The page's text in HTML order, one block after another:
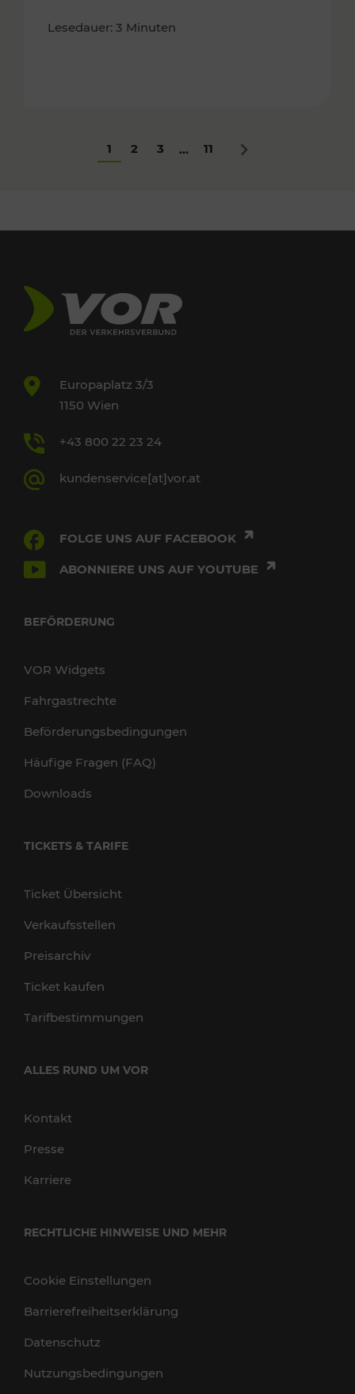
Lesedauer: 3 Minuten
1 2 3 ... 11 Nächstes
Europaplatz 3/3
1150 Wien
+43 800 22 23 24
kundenservice[at]vor.at
FOLGE UNS AUF FACEBOOK
ABONNIERE UNS AUF YOUTUBE
BEFÖRDERUNG
VOR Widgets
Fahrgastrechte
Beförderungsbedingungen
Häufige Fragen (FAQ)
Downloads
TICKETS & TARIFE
Ticket Übersicht
Verkaufsstellen
Preisarchiv
Ticket kaufen
Tarifbestimmungen
ALLES RUND UM VOR
Kontakt
Presse
Karriere
RECHTLICHE HINWEISE UND MEHR
Cookie Einstellungen
Barrierefreiheitserklärung
Datenschutz
Nutzungsbedingungen